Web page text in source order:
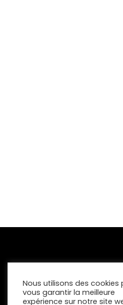
Nous utilisons des cookies
vous garantir la meilleure
expérience sur notre site